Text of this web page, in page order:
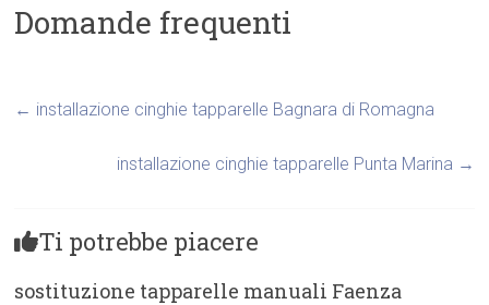
Domande frequenti
← installazione cinghie tapparelle Bagnara di Romagna
installazione cinghie tapparelle Punta Marina →
Ti potrebbe piacere
sostituzione tapparelle manuali Faenza